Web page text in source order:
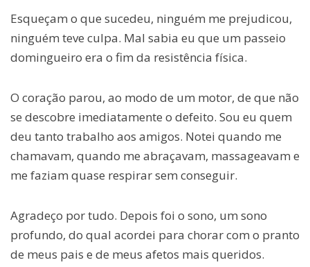
Esqueçam o que sucedeu, ninguém me prejudicou,
ninguém teve culpa. Mal sabia eu que um passeio
domingueiro era o fim da resistência física.
O coração parou, ao modo de um motor, de que não
se descobre imediatamente o defeito. Sou eu quem
deu tanto trabalho aos amigos. Notei quando me
chamavam, quando me abraçavam, massageavam e
me faziam quase respirar sem conseguir.
Agradeço por tudo. Depois foi o sono, um sono
profundo, do qual acordei para chorar com o pranto
de meus pais e de meus afetos mais queridos.